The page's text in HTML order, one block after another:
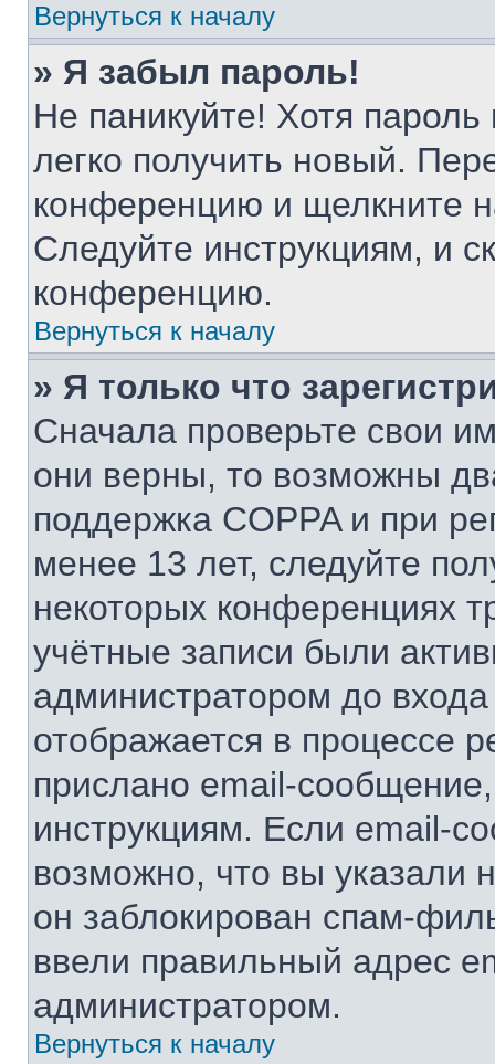
Вернуться к началу
» Я забыл пароль!
Не паникуйте! Хотя
легко получить новый.
конференцию и щелкните
Следуйте инструкциям, и
конференцию.
Вернуться к началу
» Я только что
Сначала проверьте свои
они верны, то возможны
поддержка COPPA и при
менее 13 лет, следуйте
некоторых конференциях
учётные записи были
администратором до
отображается в процессе
прислано email-
инструкциям. Если email-
возможно, что вы указали
он заблокирован спам-
ввели правильный адрес
администратором.
Вернуться к началу